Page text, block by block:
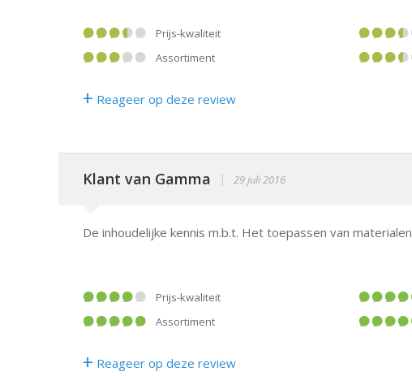
Prijs-kwaliteit
Assortiment
+ Reageer op deze review
Klant van Gamma | 29 juli 2016
De inhoudelijke kennis m.b.t. Het toepassen van materialen
Prijs-kwaliteit
Assortiment
+ Reageer op deze review